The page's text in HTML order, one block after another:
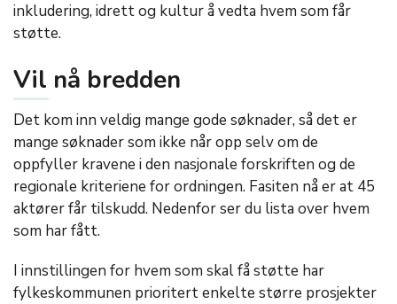
inkludering, idrett og kultur å vedta hvem som får
støtte.
Vil nå bredden
Det kom inn veldig mange gode søknader, så det er
mange søknader som ikke når opp selv om de
oppfyller kravene i den nasjonale forskriften og de
regionale kriteriene for ordningen. Fasiten nå er at 45
aktører får tilskudd. Nedenfor ser du lista over hvem
som har fått.
I innstillingen for hvem som skal få støtte har
fylkeskommunen prioritert enkelte større prosjekter